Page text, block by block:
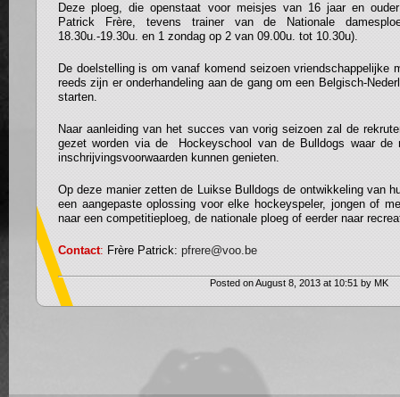
Deze ploeg, die openstaat voor meisjes van 16 jaar en
Patrick Frère, tevens trainer van de Nationale
18.30u.-19.30u. en 1 zondag op 2 van 09.00u. tot 10.30u).
De doelstelling is om vanaf komend seizoen vriendschappelijke
reeds zijn er onderhandeling aan de gang om een Belgisch-
starten.
Naar aanleiding van het succes van vorig seizoen zal de
gezet worden via de Hockeyschool van de Bulldogs waar de
inschrijvingsvoorwaarden kunnen genieten.
Op deze manier zetten de Luikse Bulldogs de ontwikkeling van
een aangepaste oplossing voor elke hockeyspeler, jongen of
naar een competitieploeg, de nationale ploeg of eerder naar
Contact: Frère Patrick: pfrere@voo.be
Posted on August 8, 2013 at 10:51 by MK